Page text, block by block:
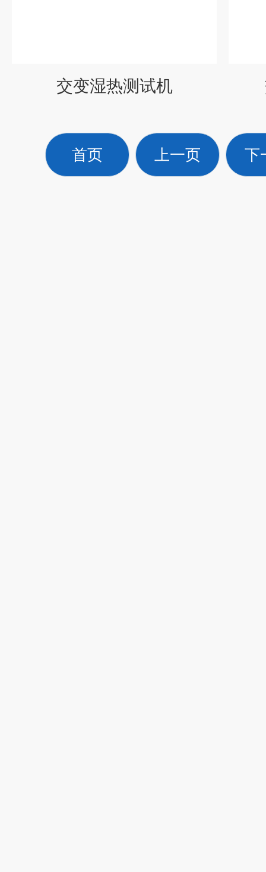
交变湿热测试机
首页 上一页 下